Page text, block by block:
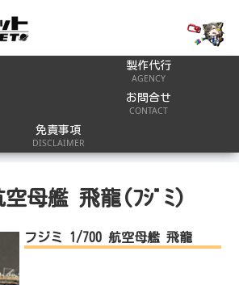
製作代行
AGENCY
お問合せ
CONTACT
免責事項
DISCLAIMER
空母艦 飛龍(ﾌｼﾞﾐ)
フジミ 1/700 航空母艦 飛龍